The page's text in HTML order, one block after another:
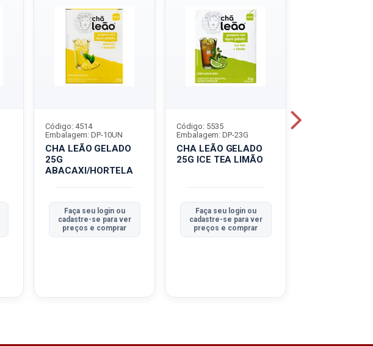
CHA LEÃO GELADO
25G
ABACAXI/HORTELA
Código: 4514
Embalagem: DP-10UN
Faça seu login ou
cadastre-se para ver
preços e comprar
CHA LEÃO GELADO
25G ICE TEA LIMÃO
Código: 5535
Embalagem: DP-23G
Faça seu login ou
cadastre-se para ver
preços e comprar